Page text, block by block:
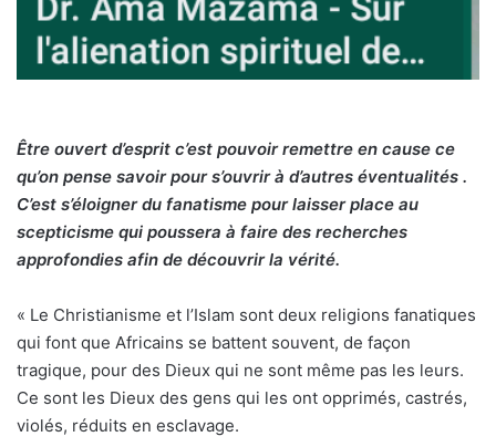
Être ouvert d’esprit c’est pouvoir remettre en cause ce
qu’on pense savoir pour s’ouvrir à d’autres éventualités .
C’est s’éloigner du fanatisme pour laisser place au
scepticisme qui poussera à faire des recherches
approfondies afin de découvrir la vérité.
« Le Christianisme et l’Islam sont deux religions fanatiques
qui font que Africains se battent souvent, de façon
tragique, pour des Dieux qui ne sont même pas les leurs.
Ce sont les Dieux des gens qui les ont opprimés, castrés,
violés, réduits en esclavage.